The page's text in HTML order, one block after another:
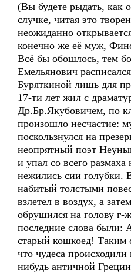
(Вы будете рыдать, как
случке, читая это
неожиданно
конечно же её муж,
Всё бы обошлось, тем
Емельянович
Буряткиной лишь для
17-ти лет жил с
Др.Бр.Якубовичем, по
произошло несчастие:
поскользнулся на
неопрятный поэт
и упал со всего размаха
нежились сии голубки.
набитый толстыми
взлетел в воздух, а
обрушился на голову г-
последние слова были:
старый кошкоед! Таким
что чудеса
нибудь античной